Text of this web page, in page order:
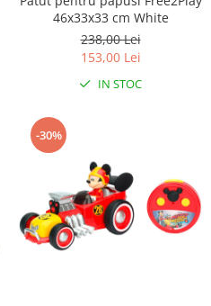
46x33x33 cm White
238,00 Lei
153,00 Lei
IN STOC
-30%